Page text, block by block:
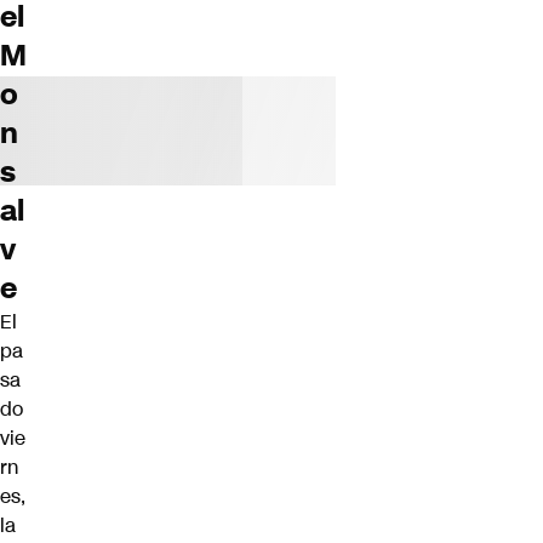
el
M
o
n
s
al
v
e
El
pa
sa
do
vie
rn
es,
la